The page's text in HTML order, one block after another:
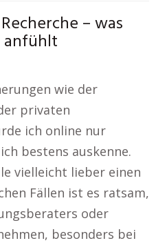
– was
anfühlt
wie der
privaten
ich online nur
bestens auskenne.
vielleicht lieber einen
Fällen ist es ratsam,
oder
besonders bei